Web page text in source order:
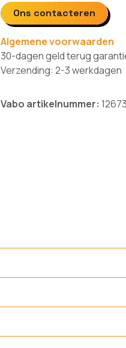
Ons contacteren
Algemene voorwaarden
30-dagen geld terug
Verzending: 2-3 werkdagen
Vabo artikelnummer: 12673